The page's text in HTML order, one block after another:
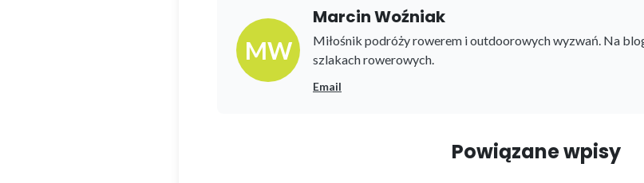
MW
Marcin Woźniak
Miłośnik podróży rowerem i outdoorowych wyzwań. Na
szlakach rowerowych.
Email
Powiązane wpisy